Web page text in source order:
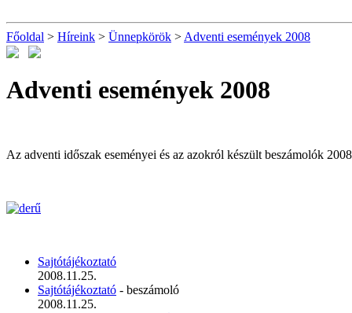
Főoldal > Híreink > Ünnepkörök > Adventi események 2008
Adventi események 2008
Az adventi időszak eseményei és az azokról készült beszámolók
Sajtótájékoztató
2008.11.25.
Sajtótájékoztató - beszámoló
2008.11.25.